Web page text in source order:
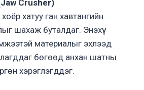
Crusher)
хоёр хатуу ган хавтангийн
шахаж буталдаг. Энэхүү
материалыг эхлээд
бөгөөд анхан шатны
хэрэглэгддэг.